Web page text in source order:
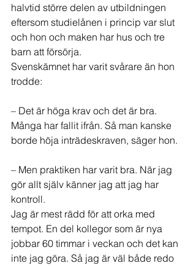
halvtid större delen av utbildningen
eftersom studielånen i princip var slut
och hon och maken har hus och tre
barn att försörja.
Svenskämnet har varit svårare än hon
trodde:
– Det är höga krav och det är bra.
Många har fallit ifrån. Så man kanske
borde höja inträdeskraven, säger hon.
– Men praktiken har varit bra. När jag
gör allt själv känner jag att jag har
kontroll.
Jag är mest rädd för att orka med
tempot. En del kollegor som är nya
jobbar 60 timmar i veckan och det kan
inte jag göra. Så jag är väl både redo